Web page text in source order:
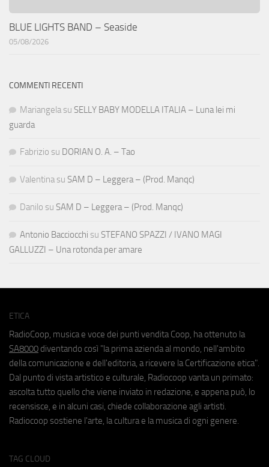
BLUE LIGHTS BAND – Seaside
05/08/2026
COMMENTI RECENTI
Mariangela su SELLY BABY MODELLA ITALIA – Luna lei mi
guarda
Fabrizio su DORIAN O. A. – Tao
Valentina su SAM D – Leggera – (Prod. Manqc)
Danilo su SAM D – Leggera – (Prod. Manqc)
Antonio Bacciocchi su STEFANO SPAZZI / IVANO MAGI
GALLUZZI – Una rotonda per amare
ETICA
RadioCoop, musica e voce dei punti vendita Coop, ha ottenuto la
SA8000 diventando così "la prima azienda al mondo, nell'ambito
della comunicazione e dell'editoria, a ricevere la Certificazione etica".
Dal punto di vista artistico e culturale, Radiocoop vanta un primato:
ascolta tutto quello che viene inviato in redazione, e appena può, lo
recensisce, e in alcuni casi, chiede collaborazione agli artisti.
Radiocoop sostiene l'arte, la cultura e la musica di ogni genere.
TAG CLOUD